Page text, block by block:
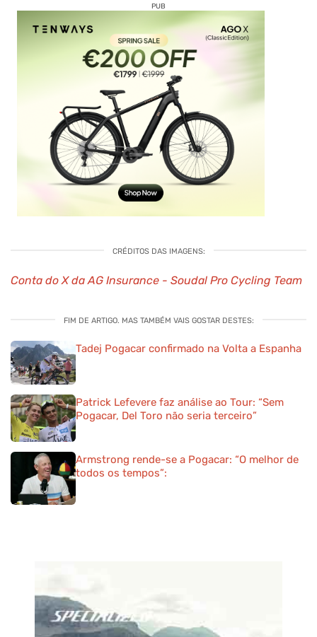
PUB
CRÉDITOS DAS IMAGENS:
Conta do X da AG Insurance - Soudal Pro Cycling Team
FIM DE ARTIGO. MAS TAMBÉM VAIS GOSTAR DESTES:
Tadej Pogacar confirmado na Volta a Espanha
Patrick Lefevere faz análise ao Tour: “Sem
Pogacar, Del Toro não seria terceiro”
Armstrong rende-se a Pogacar: “O melhor de
todos os tempos”: